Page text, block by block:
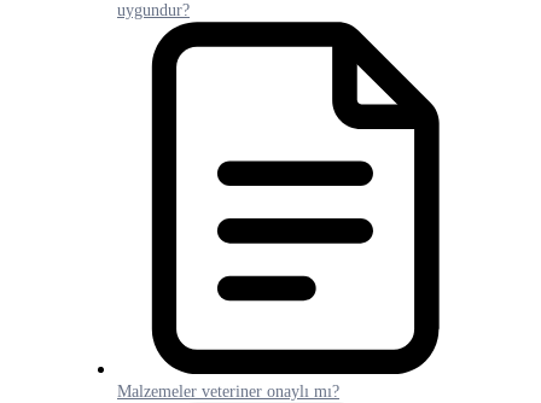
uygundur?
Malzemeler veteriner onaylı mı?